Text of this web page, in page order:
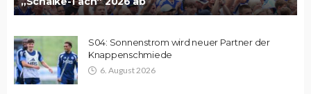
S04: Sonnenstrom wird neuer Partner der
Knappenschmiede
6. August 2026